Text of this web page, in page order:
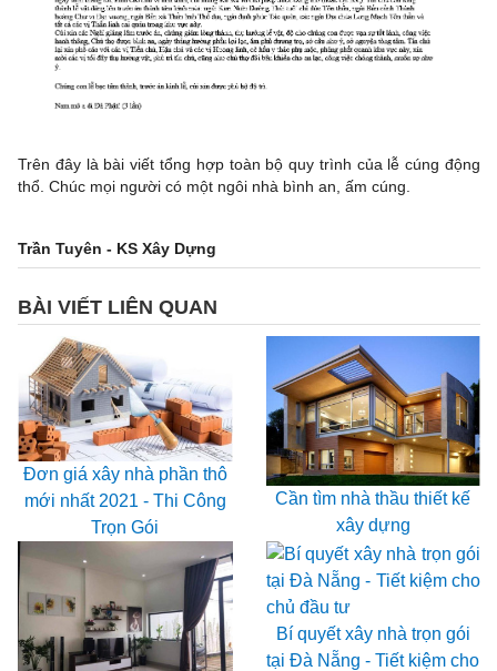
Trên đây là bài viết tổng hợp toàn bộ quy trình của lễ cúng động
thổ. Chúc mọi người có một ngôi nhà bình an, ấm cúng.
Trần Tuyên - KS Xây Dựng
BÀI VIẾT LIÊN QUAN
Đơn giá xây nhà phần thô
mới nhất 2021 - Thi Công
Trọn Gói
Cần tìm nhà thầu thiết kế
xây dựng
Bí quyết xây nhà trọn gói
tại Đà Nẵng - Tiết kiệm cho